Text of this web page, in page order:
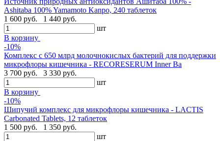
Ashitaba 100% Yamamoto Kanpo, 240 таблеток
1 600 руб.
1 440 руб.
шт
В корзину
-10%
Комплекс с 650 млрд молочнокислых бактерий для поддержки
микрофлоры кишечника - RECORESERUM Inner Ba
3 700 руб.
3 330 руб.
шт
В корзину
-10%
Шипучий комплекс для микрофлоры кишечника - LACTIS
Carbonated Tablets, 12 таблеток
1 500 руб.
1 350 руб.
шт